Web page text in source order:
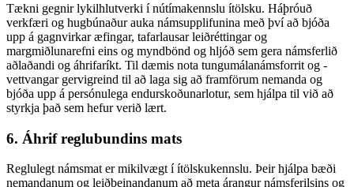
Tækni gegnir lykilhlutverki í nútímakennslu ítölsku. Háþróuð
verkfæri og hugbúnaður auka námsupplifunina með því að bjóða
upp á gagnvirkar æfingar, tafarlausar leiðréttingar og
margmiðlunarefni eins og myndbönd og hljóð sem gera námsferlið
aðlaðandi og áhrifaríkt. Til dæmis nota tungumálanámsforrit og -
vettvangar gervigreind til að laga sig að framförum nemanda og
bjóða upp á persónulega endurskoðunarlotur, sem hjálpa til við að
styrkja það sem hefur verið lært.
6. Áhrif reglubundins mats
Reglulegt námsmat er mikilvægt í ítölskukennslu. Þeir hjálpa bæði
nemandanum og leiðbeinandanum að meta árangur námsferilsins og